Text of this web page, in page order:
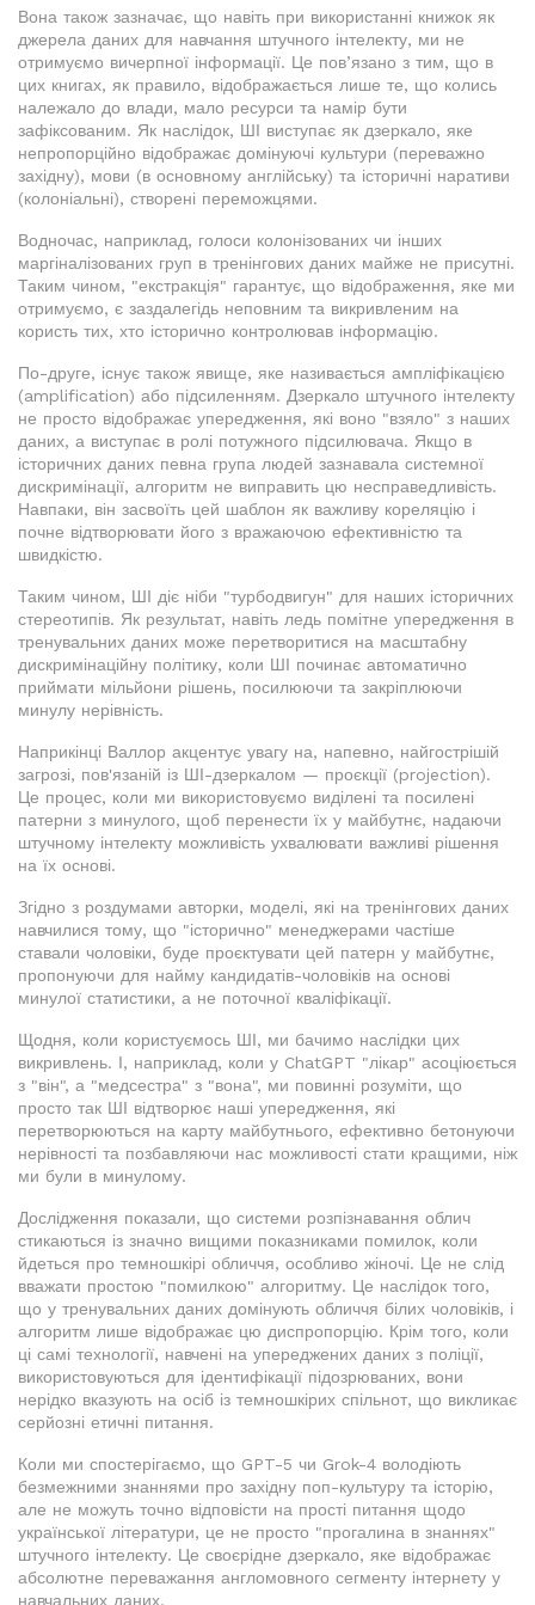
Вона також зазначає, що навіть при використанні книжок як
джерела даних для навчання штучного інтелекту, ми не
отримуємо вичерпної інформації. Це пов’язано з тим, що в
цих книгах, як правило, відображається лише те, що колись
належало до влади, мало ресурси та намір бути
зафіксованим. Як наслідок, ШІ виступає як дзеркало, яке
непропорційно відображає домінуючі культури (переважно
західну), мови (в основному англійську) та історичні наративи
(колоніальні), створені переможцями.
Водночас, наприклад, голоси колонізованих чи інших
маргіналізованих груп в тренінгових даних майже не присутні.
Таким чином, "екстракція" гарантує, що відображення, яке ми
отримуємо, є заздалегідь неповним та викривленим на
користь тих, хто історично контролював інформацію.
По-друге, існує також явище, яке називається ампліфікацією
(amplification) або підсиленням. Дзеркало штучного інтелекту
не просто відображає упередження, які воно "взяло" з наших
даних, а виступає в ролі потужного підсилювача. Якщо в
історичних даних певна група людей зазнавала системної
дискримінації, алгоритм не виправить цю несправедливість.
Навпаки, він засвоїть цей шаблон як важливу кореляцію і
почне відтворювати його з вражаючою ефективністю та
швидкістю.
Таким чином, ШІ діє ніби "турбодвигун" для наших історичних
стереотипів. Як результат, навіть ледь помітне упередження в
тренувальних даних може перетворитися на масштабну
дискримінаційну політику, коли ШІ починає автоматично
приймати мільйони рішень, посилюючи та закріплюючи
минулу нерівність.
Наприкінці Валлор акцентує увагу на, напевно, найгострішій
загрозі, пов'язаній із ШІ-дзеркалом — проєкції (projection).
Це процес, коли ми використовуємо виділені та посилені
патерни з минулого, щоб перенести їх у майбутнє, надаючи
штучному інтелекту можливість ухвалювати важливі рішення
на їх основі.
Згідно з роздумами авторки, моделі, які на тренінгових даних
навчилися тому, що "історично" менеджерами частіше
ставали чоловіки, буде проєктувати цей патерн у майбутнє,
пропонуючи для найму кандидатів-чоловіків на основі
минулої статистики, а не поточної кваліфікації.
Щодня, коли користуємось ШІ, ми бачимо наслідки цих
викривлень. І, наприклад, коли у ChatGPT "лікар" асоціюється
з "він", а "медсестра" з "вона", ми повинні розуміти, що
просто так ШІ відтворює наші упередження, які
перетворюються на карту майбутнього, ефективно бетонуючи
нерівності та позбавляючи нас можливості стати кращими, ніж
ми були в минулому.
Дослідження показали, що системи розпізнавання облич
стикаються із значно вищими показниками помилок, коли
йдеться про темношкірі обличчя, особливо жіночі. Це не слід
вважати простою "помилкою" алгоритму. Це наслідок того,
що у тренувальних даних домінують обличчя білих чоловіків, і
алгоритм лише відображає цю диспропорцію. Крім того, коли
ці самі технології, навчені на упереджених даних з поліції,
використовуються для ідентифікації підозрюваних, вони
нерідко вказують на осіб із темношкірих спільнот, що викликає
серйозні етичні питання.
Коли ми спостерігаємо, що GPT-5 чи Grok-4 володіють
безмежними знаннями про західну поп-культуру та історію,
але не можуть точно відповісти на прості питання щодо
української літератури, це не просто "прогалина в знаннях"
штучного інтелекту. Це своєрідне дзеркало, яке відображає
абсолютне переважання англомовного сегменту інтернету у
навчальних даних.